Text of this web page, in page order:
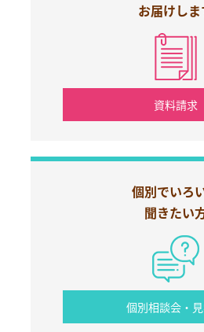
お届けしま
資料請求
個別でいろ
聞きたい
個別相談会・